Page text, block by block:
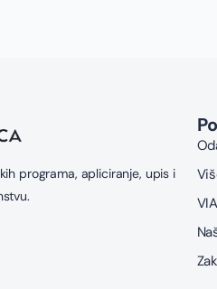
programa, apliciranje, upis i